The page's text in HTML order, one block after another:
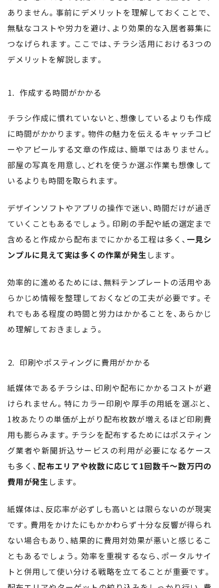
ありません。事前にデメリットを理解しておくことで、
無駄なコストや労力を避け、より効果的な入居者募集に
つなげられます。ここでは、チラシ活用における3つの
デメリットを解説します。
作成する時間がかかる
チラシ作成に慣れていないと、想像しているよりも作成
に時間がかかります。物件の魅力を伝えるキャッチコピ
ーやアピールする文章の作成は、簡単ではありません。
部屋の写真を用意し、どれを使うか選ぶ作業も想像して
いるよりも時間を取られます。
デザインソフトやアプリの操作で迷い、時間だけが過ぎ
ていくこともあるでしょう。印刷の手配や紙の選定まで
含めると作成から配布までにかかる工程は多く、 一見シ
ンプルに見えて実は多くの作業が発生します。
効率的に進めるためには、無料テンプレートの活用やあ
らかじめ情報を整理しておくなどの工夫が必要です。そ
れでもある程度の時間と労力はかかることを、あらかじ
め理解しておきましょう。
印刷やポスティングに費用がかかる
紙媒体であるチラシは、印刷や配布にかかるコストが避
けられません。特にカラー印刷や厚手の用紙を選ぶと、
1枚あたりの単価が上がり配布枚数が増えるほど印刷費
用も膨らみます。チラシを配布するためにはポスティン
グ業者や新聞折込サービスの利用が必要になるケース
も多く、配布エリアや枚数に応じて1回数千～数万円の
費用が発生します。
紙媒体は、反応率が必ずしも高いとは限らないのが現実
です。費用をかけたにもかかわらず十分な反響が得られ
ない場合もあり、結果的に費用対効果が悪いと感じるこ
ともあるでしょう。効率を重視するなら、ポータルサイ
トと併用して使い分ける戦略を立てることが重要です。